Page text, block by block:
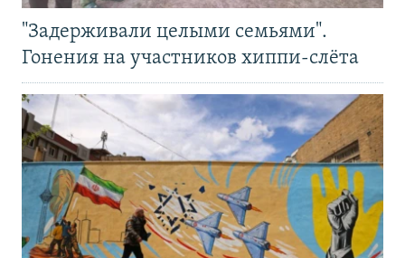
"Задерживали целыми семьями".
Гонения на участников хиппи-слёта